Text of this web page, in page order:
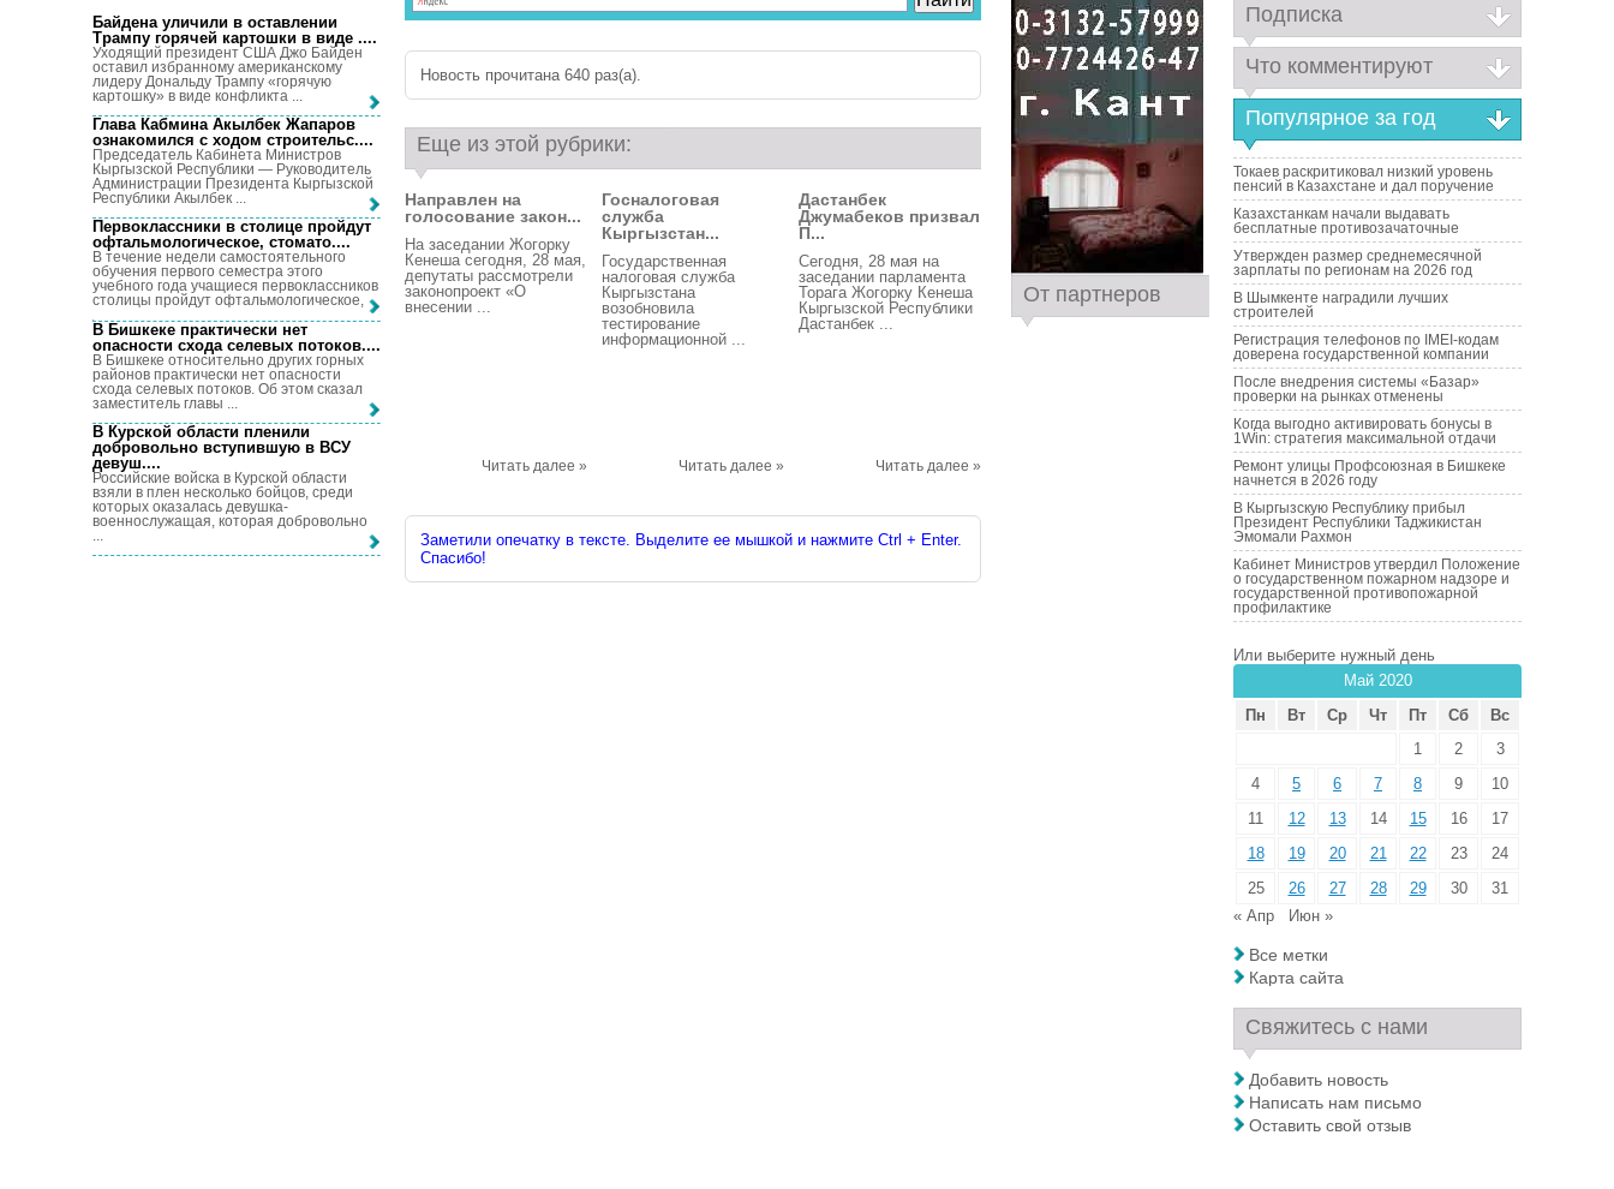
Новость прочитана 640 раз(a).
Еще из этой рубрики:
Направлен на
голосование закон...
На заседании Жогорку
Кенеша сегодня, 28 мая,
депутаты рассмотрели
законопроект «О
внесении ...
Читать далее »
Госналоговая
служба
Кыргызстан...
Государственная
налоговая служба
Кыргызстана
возобновила
тестирование
информационной ...
Читать далее »
Дастанбек
Джумабеков призвал
П...
Сегодня, 28 мая на
заседании парламента
Торага Жогорку Кенеша
Кыргызской Республики
Дастанбек ...
Читать далее »
Заметили опечатку в тексте. Выделите ее мышкой и нажмите Ctrl + Enter.
Спасибо!
Байдена уличили в оставлении
Трампу горячей картошки в виде ....
Уходящий президент США Джо Байден
оставил избранному американскому
лидеру Дональду Трампу «горячую
картошку» в виде конфликта ...
Глава Кабмина Акылбек Жапаров
ознакомился с ходом строительс....
Председатель Кабинета Министров
Кыргызской Республики — Руководитель
Администрации Президента Кыргызской
Республики Акылбек ...
Первоклассники в столице пройдут
офтальмологическое, стомато....
В течение недели самостоятельного
обучения первого семестра этого
учебного года учащиеся первоклассников
столицы пройдут офтальмологическое, ...
В Бишкеке практически нет
опасности схода селевых потоков....
В Бишкеке относительно других горных
районов практически нет опасности
схода селевых потоков. Об этом сказал
заместитель главы ...
В Курской области пленили
добровольно вступившую в ВСУ
девуш....
Российские войска в Курской области
взяли в плен несколько бойцов, среди
которых оказалась девушка-
военнослужащая, которая добровольно
...
От партнеров
Подписка
Что комментируют
Популярное за год
Токаев раскритиковал низкий уровень
пенсий в Казахстане и дал поручение
Казахстанкам начали выдавать
бесплатные противозачаточные
Утвержден размер среднемесячной
зарплаты по регионам на 2026 год
В Шымкенте наградили лучших
строителей
Регистрация телефонов по IMEI-кодам
доверена государственной компании
После внедрения системы «Базар»
проверки на рынках отменены
Когда выгодно активировать бонусы в
1Win: стратегия максимальной отдачи
Ремонт улицы Профсоюзная в Бишкеке
начнется в 2026 году
В Кыргызскую Республику прибыл
Президент Республики Таджикистан
Эмомали Рахмон
Кабинет Министров утвердил Положение
о государственном пожарном надзоре и
государственной противопожарной
профилактике
Или выберите нужный день
Май 2020
Пн
Вт Ср Чт Пт Сб
Вс
1
2
3
4
5 6 7 8 9
10
11
12 13 14 15 16
17
18
19 20 21 22 23
24
25
26 27 28 29 30
31
« Апр
Июн »
Все метки
Карта сайта
Свяжитесь с нами
Добавить новость
Написать нам письмо
Оставить свой отзыв